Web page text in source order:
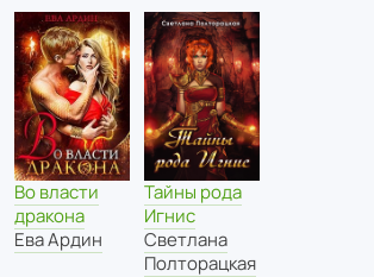
Во власти
дракона
Ева Ардин
Тайны рода
Игнис
Светлана
Полторацкая